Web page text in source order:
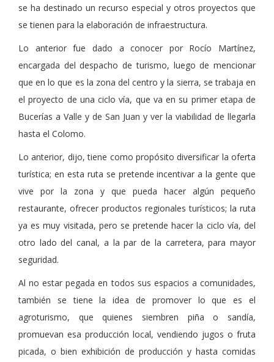
se ha destinado un recurso especial y otros proyectos que
se tienen para la elaboración de infraestructura.
Lo anterior fue dado a conocer por Rocío Martínez,
encargada del despacho de turismo, luego de mencionar
que en lo que es la zona del centro y la sierra, se trabaja en
el proyecto de una ciclo vía, que va en su primer etapa de
Bucerías a Valle y de San Juan y ver la viabilidad de llegarla
hasta el Colomo.
Lo anterior, dijo, tiene como propósito diversificar la oferta
turística; en esta ruta se pretende incentivar a la gente que
vive por la zona y que pueda hacer algún pequeño
restaurante, ofrecer productos regionales turísticos; la ruta
ya es muy visitada, pero se pretende hacer la ciclo vía, del
otro lado del canal, a la par de la carretera, para mayor
seguridad.
Al no estar pegada en todos sus espacios a comunidades,
también se tiene la idea de promover lo que es el
agroturismo, que quienes siembren piña o sandía,
promuevan esa producción local, vendiendo jugos o fruta
picada, o bien exhibición de producción y hasta comidas